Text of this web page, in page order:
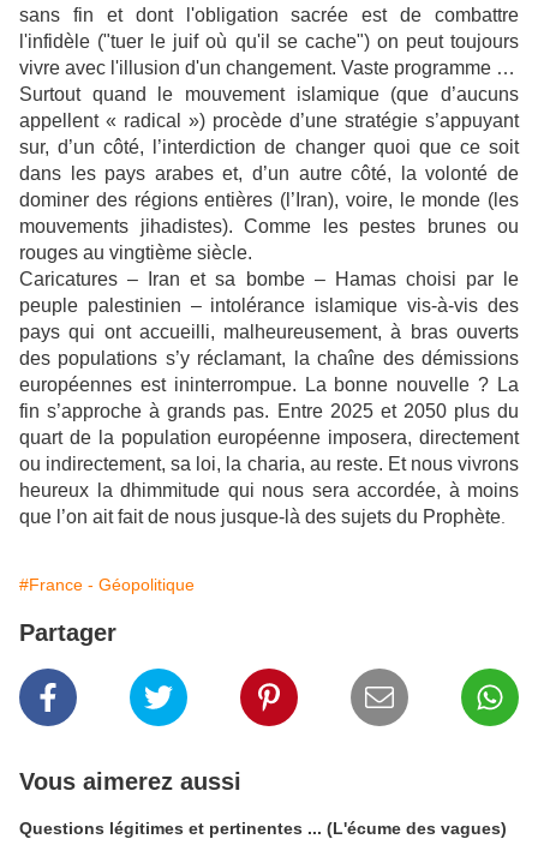
sans fin et dont l'obligation sacrée est de combattre
l'infidèle ("tuer le juif où qu'il se cache") on peut toujours
vivre avec l'illusion d'un changement. Vaste programme …
Surtout quand le mouvement islamique (que d’aucuns
appellent « radical ») procède d’une stratégie s’appuyant
sur, d’un côté, l’interdiction de changer quoi que ce soit
dans les pays arabes et, d’un autre côté, la volonté de
dominer des régions entières (l’Iran), voire, le monde (les
mouvements jihadistes). Comme les pestes brunes ou
rouges au vingtième siècle.
Caricatures – Iran et sa bombe – Hamas choisi par le
peuple palestinien – intolérance islamique vis-à-vis des
pays qui ont accueilli, malheureusement, à bras ouverts
des populations s’y réclamant, la chaîne des démissions
européennes est ininterrompue. La bonne nouvelle ? La
fin s’approche à grands pas. Entre 2025 et 2050 plus du
quart de la population européenne imposera, directement
ou indirectement, sa loi, la charia, au reste. Et nous vivrons
heureux la dhimmitude qui nous sera accordée, à moins
que l’on ait fait de nous jusque-là des sujets du Prophète
#France - Géopolitique
Partager
Vous aimerez aussi
Questions légitimes et pertinentes ... (L'écume des vagues)